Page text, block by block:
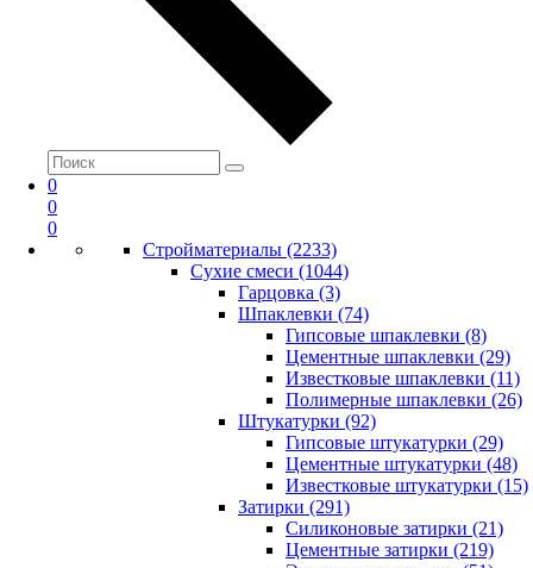
0
0
0
Стройматериалы (2233)
Сухие смеси (1044)
Гарцовка (3)
Шпаклевки (74)
Гипсовые шпаклевки (8)
Цементные шпаклевки (29)
Известковые шпаклевки (11)
Полимерные шпаклевки (26)
Штукатурки (92)
Гипсовые штукатурки (29)
Цементные штукатурки (48)
Известковые штукатурки (15)
Затирки (291)
Силиконовые затирки (21)
Цементные затирки (219)